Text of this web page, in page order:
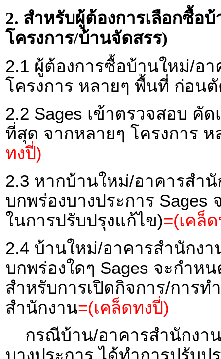
2. สำหรับผู้ต้องการเลือกซื้อ
โครงการ/บ้านจัดสรร)
2.1 ผู้ต้องการซื้อบ้านใหม่/อ
โครงการ หลายๆ พื้นที่ ก่อน
2.2 Sages เข้าตรวจสอบ คั
ที่สุด จากหลายๆ โครงการ
ทงปี่)
2.3 หากบ้านใหม่/อาคารสำ
บกพร่องบางประการ
ในการปรับปรุงแก้ไข)=(เคล็
2.4 บ้านใหม่/อาคารสำนักง
บกพร่องใดๆ Sages จะกำห
สำหรับการเปิดกิจการ/การ
สำนักงาน=(เคล็ดทงปี่)
กรณีบ้าน/อาคารสำนักงาน
บางประการ ได้ทำการปรับ